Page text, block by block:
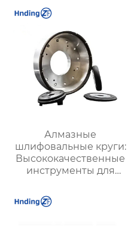
эффективность и
долговечность
Алмазные
шлифовальные круги:
Высококачественные
инструменты для
твердых материалов